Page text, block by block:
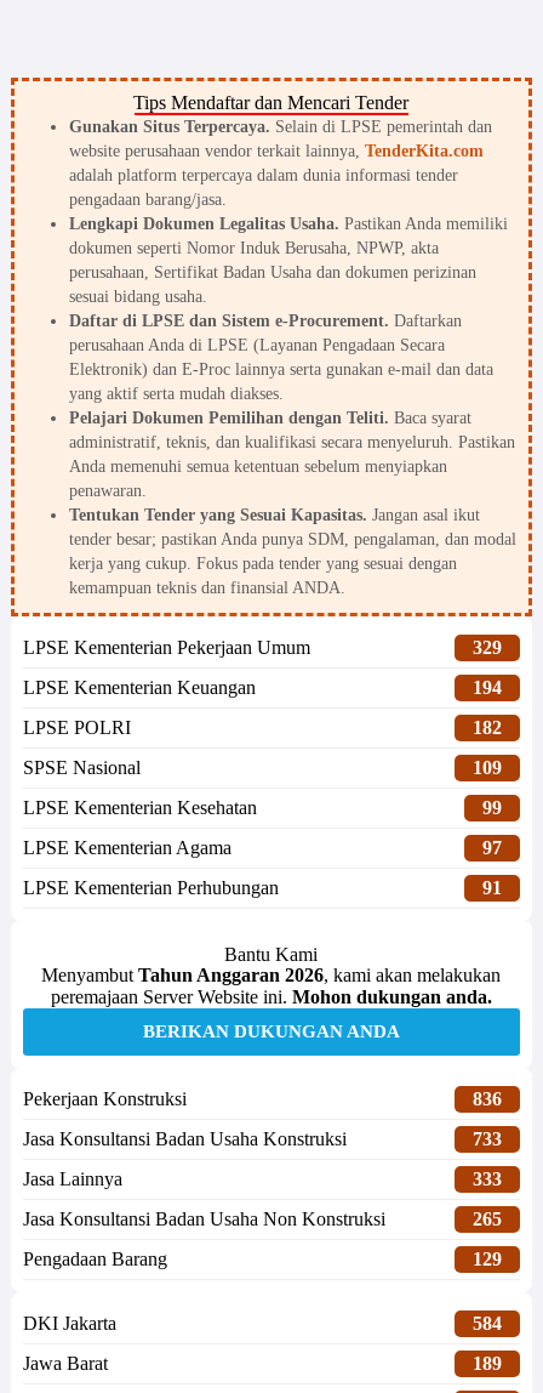
Tips Mendaftar dan Mencari Tender
Gunakan Situs Terpercaya. Selain di LPSE pemerintah dan
website perusahaan vendor terkait lainnya, TenderKita.com
adalah platform terpercaya dalam dunia informasi tender
pengadaan barang/jasa.
Lengkapi Dokumen Legalitas Usaha. Pastikan Anda memiliki
dokumen seperti Nomor Induk Berusaha, NPWP, akta
perusahaan, Sertifikat Badan Usaha dan dokumen perizinan
sesuai bidang usaha.
Daftar di LPSE dan Sistem e-Procurement. Daftarkan
perusahaan Anda di LPSE (Layanan Pengadaan Secara
Elektronik) dan E-Proc lainnya serta gunakan e-mail dan data
yang aktif serta mudah diakses.
Pelajari Dokumen Pemilihan dengan Teliti. Baca syarat
administratif, teknis, dan kualifikasi secara menyeluruh. Pastikan
Anda memenuhi semua ketentuan sebelum menyiapkan
penawaran.
Tentukan Tender yang Sesuai Kapasitas. Jangan asal ikut
tender besar; pastikan Anda punya SDM, pengalaman, dan modal
kerja yang cukup. Fokus pada tender yang sesuai dengan
kemampuan teknis dan finansial ANDA.
LPSE Kementerian Pekerjaan Umum
329
LPSE Kementerian Keuangan
194
LPSE POLRI
182
SPSE Nasional
109
LPSE Kementerian Kesehatan
99
LPSE Kementerian Agama
97
LPSE Kementerian Perhubungan
91
Bantu Kami
MenyambutTahun Anggaran 2026, kami akan melakukan
peremajaan Server Website ini. Mohon dukungan anda.
BERIKAN DUKUNGAN ANDA
Pekerjaan Konstruksi
836
Jasa Konsultansi Badan Usaha Konstruksi
733
Jasa Lainnya
333
Jasa Konsultansi Badan Usaha Non Konstruksi
265
Pengadaan Barang
129
DKI Jakarta
584
Jawa Barat
189